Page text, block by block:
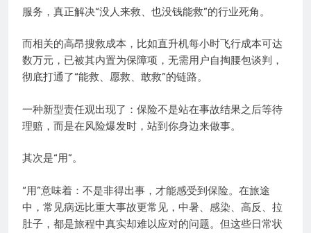
服务，真正解决“没人来救、也没钱能救”的行业死角。
而相关的高昂搜救成本，比如直升机每小时飞行成本可达
数万元，已被其内置为保障项，无需用户自掏腰包谈判，
彻底打通了“能救、愿救、敢救”的链路。
一种新型责任观出现了：保险不是站在事故结果之后等待
理赔，而是在风险爆发时，站到你身边来做事。
其次是“用”。
“用”意味着：不是非得出事，才能感受到保险。在旅途
中，常见病远比重大事故更常见，中暑、感染、高反、拉
肚子，都是旅程中真实却难以应对的问题。但这些日常状